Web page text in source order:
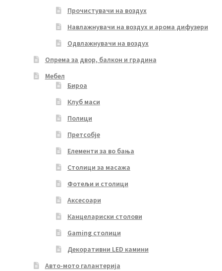
Прочистувачи на воздух
Навлажнувачи на воздух и арома дифузери
Одвлажнувачи на воздух
Опрема за двор, балкон и градина
Мебел
Бироа
Клуб маси
Полици
Претсобје
Елементи за во бања
Столици за масажа
Фотељи и столици
Аксесоари
Канцелариски столови
Gaming столици
Декоративни LED камини
Авто-мото галантерија